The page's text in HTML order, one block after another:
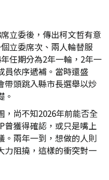
立委後，傳出柯文哲有意
立委席次、兩人輪替服
任期分為2年一輪，2年一
員依序遞補。當時還盛
帶頭跳入縣市長選舉以炒
。
，尚不知2026年前能否全
曾獲得確認，或只是嘴上
。兩年一到，想做的人則
力阻撓，這樣的衝突對一